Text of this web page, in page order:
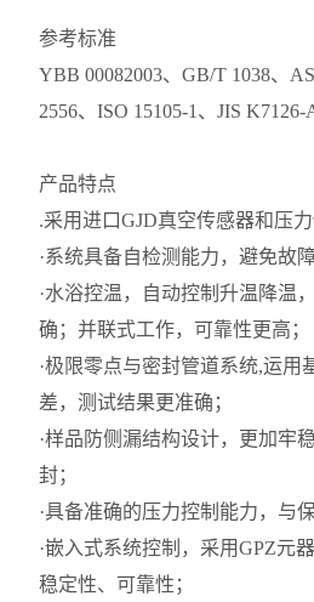
参考标准
YBB 00082003、GB/T 1038、
2556、ISO 15105-1、JIS K7126-
产品特点
.采用进口GJD真空传感器和压力
·系统具备自检测能力，避免故
·水浴控温，自动控制升温降温
确；并联式工作，可靠性更高；
·极限零点与密封管道系统,运用
差，测试结果更准确；
·样品防侧漏结构设计，更加牢
封；
·具备准确的压力控制能力，与
·嵌入式系统控制，采用GPZ元
稳定性、可靠性；